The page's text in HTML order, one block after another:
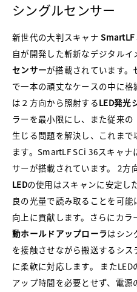
シングルセンサー
新世代の大判スキャナSmartLF
自が開発した斬新なデジタルイ
センサーが搭載されています
で一本の頑丈なケースの中に
は２方向から照射するLED発光
ラーを最小限にし、また従来
生じる問題を解決し、これま
ます。SmartLF SCi 36スキャ
サーが搭載されています。 2方
LEDの使用はスキャンに安定し
良の光量で読み取ることを可
向上に貢献します。さらにカラ
動ホールドアップローラはシン
を接触させながら搬送するシ
に柔軟に対応します。 また
アップ時間を必要とせず、電